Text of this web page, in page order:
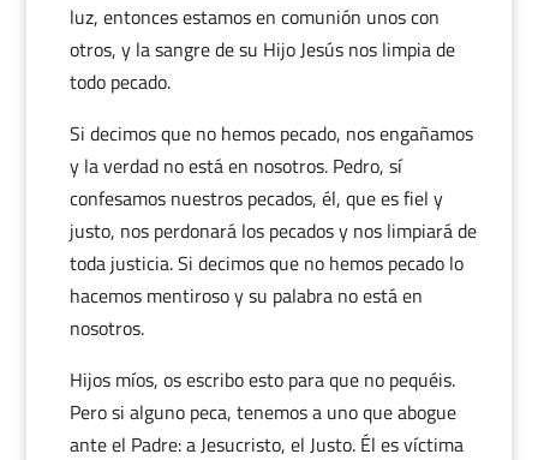
luz, entonces estamos en comunión unos con
otros, y la sangre de su Hijo Jesús nos limpia de
todo pecado.
Si decimos que no hemos pecado, nos engañamos
y la verdad no está en nosotros. Pedro, sí
confesamos nuestros pecados, él, que es fiel y
justo, nos perdonará los pecados y nos limpiará de
toda justicia. Si decimos que no hemos pecado lo
hacemos mentiroso y su palabra no está en
nosotros.
Hijos míos, os escribo esto para que no pequéis.
Pero si alguno peca, tenemos a uno que abogue
ante el Padre: a Jesucristo, el Justo. Él es víctima